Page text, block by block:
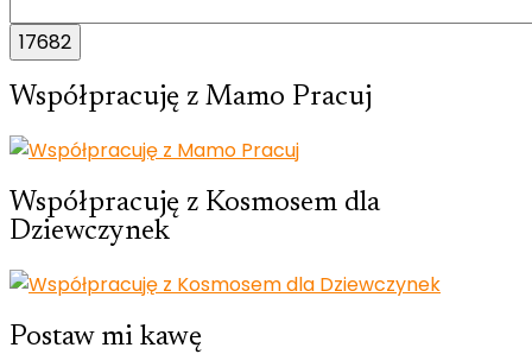
Współpracuję z Mamo Pracuj
Współpracuję z Kosmosem dla
Dziewczynek
Postaw mi kawę